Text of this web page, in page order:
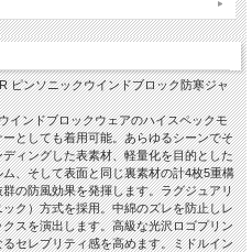
ピンソニックウインドブロック防寒ジャ
インドブロックウェアのハイスペックモ
としても着用可能。あらゆるシーンでそ
ィングした表素材、軽量化を目的とした
、そして表面と同じ裏素材の計4枚5重構
の防風効果を発揮します。ラグジュアリ
ク）方式を採用。中綿のズレを防止しレ
スを演出します。高級な光沢ロゴプリン
セレブリティ感を高めます。ミドルイン